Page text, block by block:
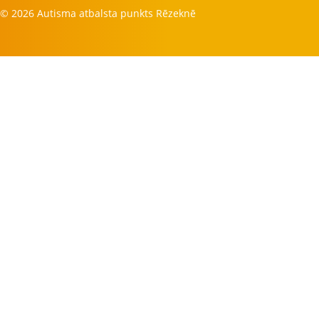
© 2026 Autisma atbalsta punkts Rēzeknē